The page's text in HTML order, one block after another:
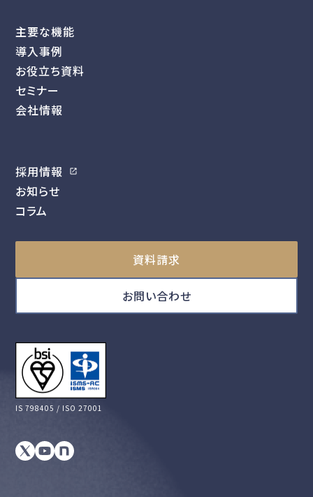
主要な機能
導入事例
お役立ち資料
セミナー
会社情報
採用情報
お知らせ
コラム
資料請求
お問い合わせ
IS 798405 / ISO 27001